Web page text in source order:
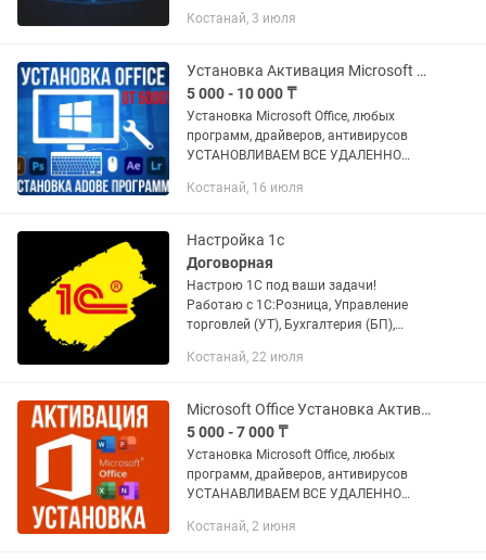
ПОСЛЕ ремонта, по факту выполнения
Костанай, 3 июля
Установка Активация Microsoft Office, Adobe программы Костанай
5 000 - 10 000 ₸
Установка Microsoft Office, любых
программ, драйверов, антивирусов
УСТАНОВЛИВАЕМ ВСЕ УДАЛЕННО
Установка Microsoft Office. Лицензия
Костанай, 16 июля
Настройка 1с
Договорная
Настрою 1С под ваши задачи!
Работаю с 1С:Розница, Управление
торговлей (УТ), Бухгалтерия (БП),
обновлением, настройкой, доработкой
сайтом,...
Костанай, 22 июля
Microsoft Office Установка Активация, Autocad, Adobe программ Костанай
5 000 - 7 000 ₸
Установка Microsoft Office, любых
программ, драйверов, антивирусов
УСТАНАВЛИВАЕМ ВСЕ УДАЛЕННО
Установка Microsoft Office. Лицензия
Костанай, 2 июня